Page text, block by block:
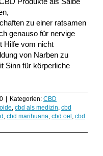
zu einer ratsamen
genauso für nervige
Hilfe vom nicht
von Narben zu
Sinn für körperliche
Kategorien: CBD
, cbd als medizin, cbd
, cbd marihuana, cbd oel , cbd